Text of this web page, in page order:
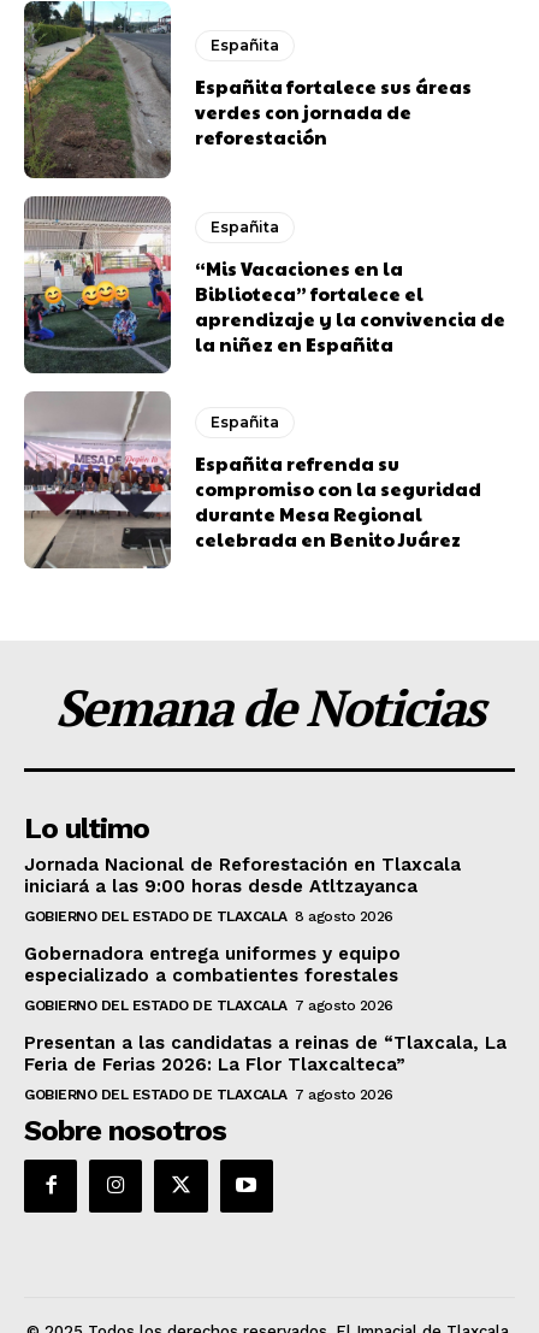
Españita
Españita fortalece sus áreas
verdes con jornada de
reforestación
Españita
“Mis Vacaciones en la
Biblioteca” fortalece el
aprendizaje y la convivencia de
la niñez en Españita
Españita
Españita refrenda su
compromiso con la seguridad
durante Mesa Regional
celebrada en Benito Juárez
Semana de Noticias
Lo ultimo
Jornada Nacional de Reforestación en Tlaxcala
iniciará a las 9:00 horas desde Atltzayanca
GOBIERNO DEL ESTADO DE TLAXCALA 8 agosto 2026
Gobernadora entrega uniformes y equipo
especializado a combatientes forestales
GOBIERNO DEL ESTADO DE TLAXCALA 7 agosto 2026
Presentan a las candidatas a reinas de “Tlaxcala, La
Feria de Ferias 2026: La Flor Tlaxcalteca”
GOBIERNO DEL ESTADO DE TLAXCALA 7 agosto 2026
Sobre nosotros